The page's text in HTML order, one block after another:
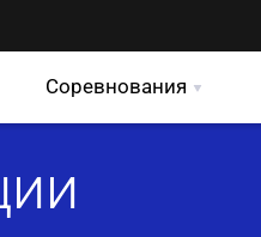
Соревнования